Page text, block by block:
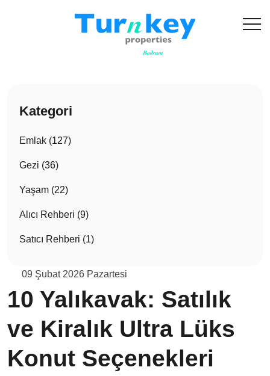
Kategori
Emlak (127)
Gezi (36)
Yaşam (22)
Alıcı Rehberi (9)
Satıcı Rehberi (1)
09 Şubat 2026 Pazartesi
10 Yalıkavak: Satılık
ve Kiralık Ultra Lüks
Konut Seçenekleri